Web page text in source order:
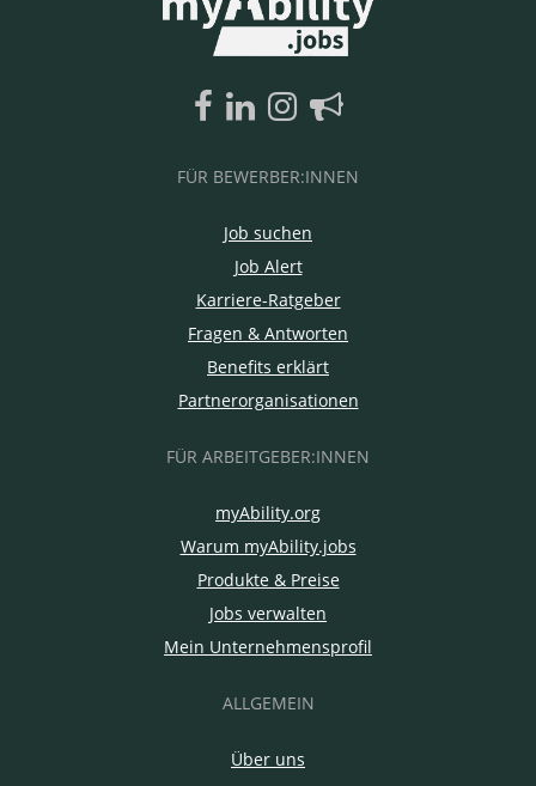
FÜR BEWERBER:INNEN
Job suchen
Job Alert
Karriere-Ratgeber
Fragen & Antworten
Benefits erklärt
Partnerorganisationen
FÜR ARBEITGEBER:INNEN
myAbility.org
Warum myAbility.jobs
Produkte & Preise
Jobs verwalten
Mein Unternehmensprofil
ALLGEMEIN
Über uns